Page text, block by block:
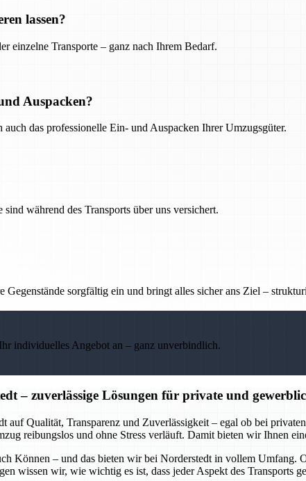
lassen?
einzelne Transporte – ganz nach Ihrem Bedarf.
Auspacken?
das professionelle Ein- und Auspacken Ihrer Umzugsgüter.
während des Transports über uns versichert.
sorgfältig ein und bringt alles sicher ans Ziel –
individuelles Angebot an – ganz unverbindlich.
– zuverlässige Lösungen für private und
auf Qualität, Transparenz und Zuverlässigkeit – egal ob bei
reibungslos und ohne Stress verläuft. Damit bieten wir Ihnen
Können – und das bieten wir bei Norderstedt in vollem Umfang.
wissen wir, wie wichtig es ist, dass jeder Aspekt des Transports